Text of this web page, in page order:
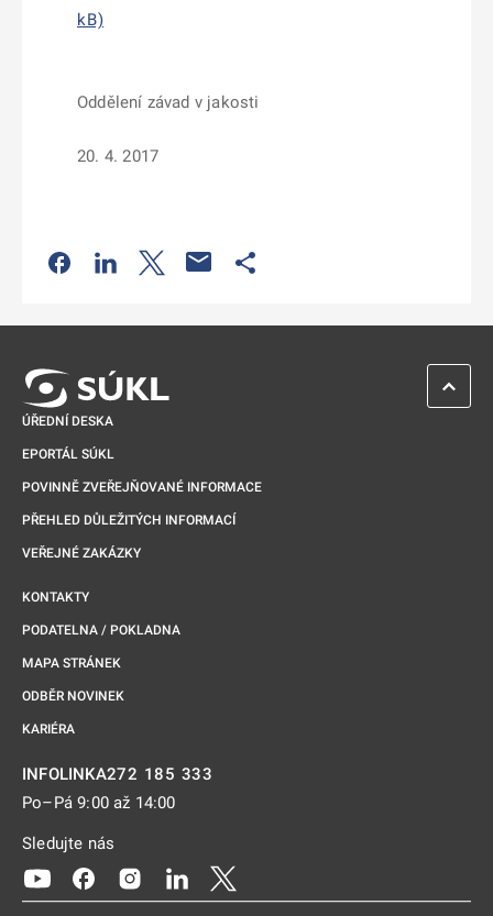
kB)
Oddělení závad v jakosti
20. 4. 2017
Odkaz se otevře na nové kartě
Odkaz se otevře na nové kartě
Odkaz se otevře na nové kartě
ÚŘEDNÍ DESKA
EPORTÁL SÚKL
POVINNĚ ZVEŘEJŇOVANÉ INFORMACE
PŘEHLED DŮLEŽITÝCH INFORMACÍ
VEŘEJNÉ ZAKÁZKY
KONTAKTY
PODATELNA / POKLADNA
MAPA STRÁNEK
ODBĚR NOVINEK
KARIÉRA
INFOLINKA272 185 333
Po–Pá 9:00 až 14:00
Sledujte nás
Odkaz se otevře na nové kartě
Odkaz se otevře na nové kartě
Odkaz se otevře na nové kartě
Odkaz se otevře na nové kartě
ZPĚT